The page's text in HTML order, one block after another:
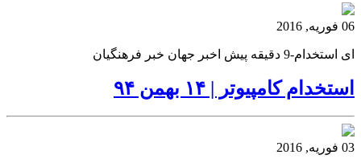
06 فوریه, 2016
ای استخدام-9 دقیقه پیش اخبر جهان خبر فرهنگیان
استخدام کامپیوتر | ۱۴ بهمن ۹۴
03 فوریه, 2016